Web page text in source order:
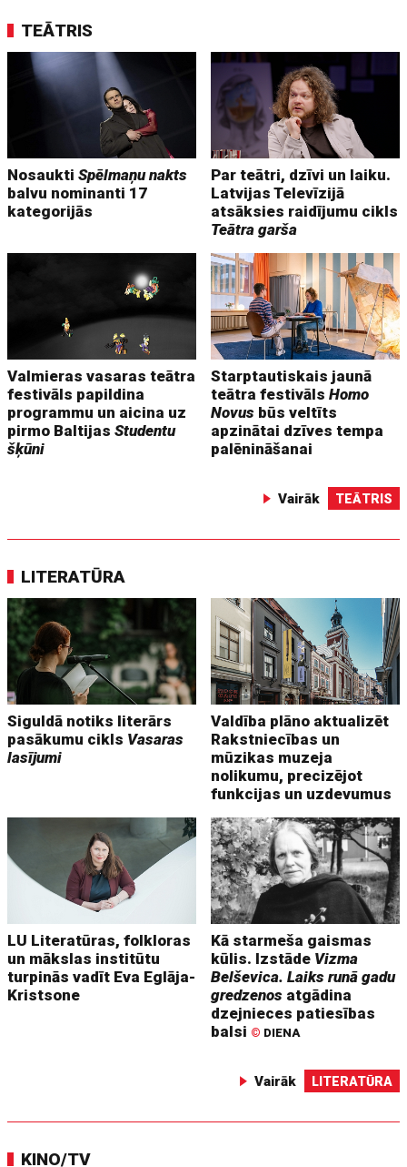
TEĀTRIS
NosauktiSpēlmaņu nakts
balvu nominanti 17
kategorijās
Par teātri, dzīvi un laiku.
Latvijas Televīzijā
atsāksies raidījumu cikls
Teātra garša
Valmieras vasaras teātra
festivāls papildina
programmu un aicina uz
pirmo BaltijasStudentu
šķūni
Starptautiskais jaunā
teātra festivālsHomo
Novus būs veltīts
apzinātai dzīves tempa
palēnināšanai
Vairāk TEĀTRIS
LITERATŪRA
Siguldā notiks literārs
pasākumu cikls Vasaras
lasījumi
Valdība plāno aktualizēt
Rakstniecības un
mūzikas muzeja
nolikumu, precizējot
funkcijas un uzdevumus
LU Literatūras, folkloras
un mākslas institūtu
turpinās vadīt Eva Eglāja-
Kristsone
Kā starmeša gaismas
kūlis. Izstāde Vizma
Belševica. Laiks runā gadu
gredzenos atgādina
dzejnieces patiesības
balsi © DIENA
Vairāk LITERATŪRA
KINO/TV